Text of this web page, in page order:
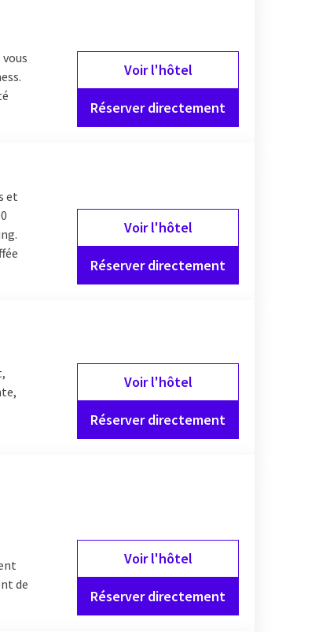
Voir l'hôtel
Réserver directement
et
Voir l'hôtel
Réserver directement
Voir l'hôtel
Réserver directement
de
Voir l'hôtel
Réserver directement